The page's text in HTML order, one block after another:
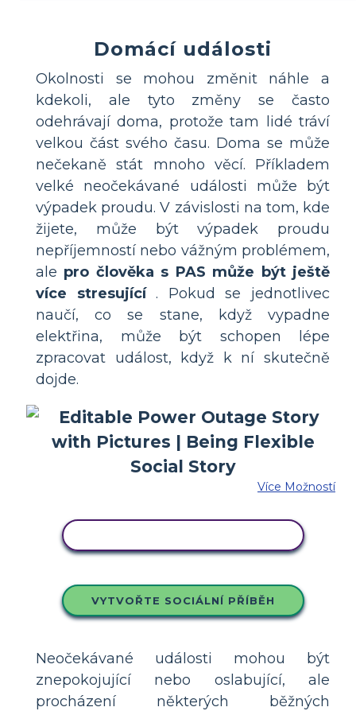
Domácí události
Okolnosti se mohou změnit náhle a
kdekoli, ale tyto změny se často
odehrávají doma, protože tam lidé tráví
velkou část svého času. Doma se může
nečekaně stát mnoho věcí. Příkladem
velké neočekávané události může být
výpadek proudu. V závislosti na tom, kde
žijete, může být výpadek proudu
nepříjemností nebo vážným problémem,
ale pro člověka s PAS může být ještě
více stresující. Pokud se jednotlivec
naučí, co se stane, když vypadne
elektřina, může být schopen lépe
zpracovat událost, když k ní skutečně
dojde.
Více Možností
VYTVOŘTE SOCIÁLNÍ PŘÍBĚH
Neočekávané události mohou být
znepokojující nebo oslabující, ale
procházení některých běžných